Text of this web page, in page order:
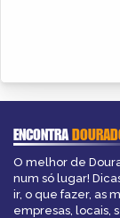
ENCONTRA
O melhor de
num só lugar!
ir, o que fazer, as
empresas, locais,